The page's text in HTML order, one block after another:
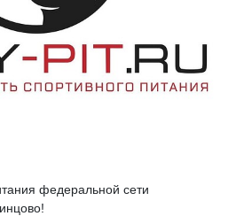
федеральной сети